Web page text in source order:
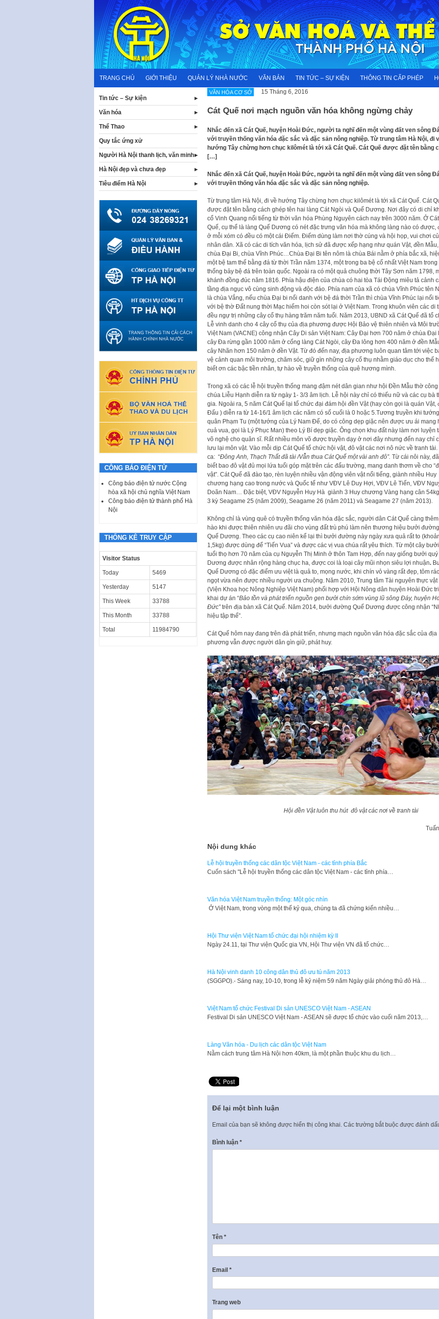
content
TRANG CHỦ GIỚI THIỆU QUẢN LÝ NHÀ NƯỚC VĂN BẢN TIN TỨC – SỰ KIỆN THÔNG TIN CẤP PHÉP
VĂN HÓA CƠ SỞ 15 Tháng 6, 2016
Cát Quế nơi mạch nguồn văn hóa không ngừng chảy
Nhắc đến xã Cát Quế, huyện Hoài Đức, người ta nghĩ đến một vùng đất ven sông
với truyền thống văn hóa đặc sắc và đặc sản nông nghiệp. Từ trung tâm Hà Nội, đi
hướng Tây chừng hơn chục kilômét là tới xã Cát Quế. Cát Quế được đặt tên bằng
[…]
Nhắc đến xã Cát Quế, huyện Hoài Đức, người ta nghĩ đến một vùng đất ven sông
với truyền thống văn hóa đặc sắc và đặc sản nông nghiệp.
Từ trung tâm Hà Nội, đi về hướng Tây chừng hơn chục kilômét là tới xã Cát Quế. Cát
được đặt tên bằng cách ghép tên hai làng Cát Ngòi và Quế Dương. Nơi đây có di chỉ
cổ Vinh Quang nổi tiếng từ thời văn hóa Phùng Nguyên cách nay trên 3000 năm. Ở Cát
Quế, cụ thể là làng Quế Dương có nét đặc trưng văn hóa mà không làng nào có được,
ở mỗi xóm có đều có một cái Điếm. Điếm dùng làm nơi thờ cúng và hội họp, vui chơi
nhân dân. Xã có các di tích văn hóa, lịch sử đã được xếp hạng như quán Vật, đền Mẫu,
chùa Đại Bi, chùa Vĩnh Phúc…Chùa Đại Bi tên nôm là chùa Bái nằm ở phía bắc xã,
một bệ tam thế bằng đá từ thời Trần năm 1374, một trong ba bệ cổ nhất Việt Nam trong
thống bảy bệ đá trên toàn quốc. Ngoài ra có một quả chuông thời Tây Sơn năm 1798,
khánh đồng đúc năm 1816. Phía hậu điện của chùa có hai tòa Tái Động miêu tả cảnh
tầng địa ngục vô cùng sinh động và độc đáo. Phía nam của xã có chùa Vĩnh Phúc tên
là chùa Vắng, nếu chùa Đại bi nổi danh với bệ đá thời Trần thì chùa Vĩnh Phúc lại nổi
với bệ thờ Đất nung thời Mạc hiếm hoi còn sót lại ở Việt Nam. Trong khuôn viên các di
đều ngự trị những cây cổ thụ hàng trăm năm tuổi. Năm 2013, UBND xã Cát Quế đã tổ
Lễ vinh danh cho 4 cây cổ thụ của địa phương được Hội Bảo vệ thiên nhiên và Môi
Việt Nam (VACNE) công nhận Cây Di sản Việt Nam: Cây Đại hơn 700 năm ở chùa Đại
cây Đa rừng gần 1000 năm ở cổng làng Cát Ngòi, cây Đa lông hơn 400 năm ở đền
cây Nhãn hơn 150 năm ở đền Vật. Từ đó đến nay, địa phương luôn quan tâm tới việc
vệ cảnh quan môi trường, chăm sóc, giữ gìn những cây cổ thụ nhằm giáo dục cho thế
biết ơn các bậc tiền nhân, tự hào về truyền thống của quê hương mình.
Trong xã có các lễ hội truyền thống mang đậm nét dân gian như hội Đền Mẫu thờ công
chúa Liễu Hạnh diễn ra từ ngày 1- 3/3 âm lịch. Lễ hội này chỉ có thiếu nữ và các cụ bà
gia. Ngoài ra, 5 năm Cát Quế lại tổ chức đại đám hội đền Vật (hay còn gọi là quán Vật,
Đấu ) diễn ra từ 14-16/1 âm lịch các năm có số cuối là 0 hoặc 5.Tương truyền khi tướng
quân Phạm Tu (một tướng của Lý Nam Đế, do có công dẹp giặc nên được ưu ái mang
cuả vua, gọi là Lý Phục Man) theo Lý Bí dẹp giặc. Ông chọn khu đất này làm nơi luyện
võ nghệ cho quân sĩ. Rất nhiều môn võ được truyền dạy ở nơi đây nhưng đến nay chỉ
lưu lại môn vật. Vào mỗi dịp Cát Quế tổ chức hội vật, đô vật các nơi nô nức về tranh tài.
ca: “Đông Anh, Thạch Thất đã tài /Vẫn thua Cát Quế một vài anh đô”. Từ cái nôi này,
biết bao đô vật đủ mọi lứa tuổi góp mặt trên các đấu trường, mang danh thơm về cho
vật”. Cát Quế đã đào tạo, rèn luyện nhiều vận động viên vật nổi tiếng, giành nhiều Huy
chương hạng cao trong nước và Quốc tế như VĐV Lê Duy Hợi, VĐV Lê Tiến, VĐV
Doãn Nam… Đặc biệt, VĐV Nguyễn Huy Hà giành 3 Huy chương Vàng hạng cân
3 kỳ Seagame 25 (năm 2009), Seagame 26 (năm 2011) và Seagame 27 (năm 2013).
Không chỉ là vùng quê có truyền thống văn hóa đặc sắc, người dân Cát Quế càng
hào khi được thiên nhiên ưu đãi cho vùng đất trù phú làm nên thương hiệu bưởi đường
Quế Dương. Theo các cụ cao niên kể lại thì bưởi đường này ngày xưa quả rất to
1,5kg) được dùng để “Tiến Vua” và được các vị vua chúa rất yêu thích. Từ một cây bưởi
tuổi thọ hơn 70 năm của cụ Nguyễn Thị Minh ở thôn Tam Hợp, đến nay giống bưởi quý
Dương được nhân rộng hàng chục ha, được coi là loại cây mũi nhọn siêu lợi nhuận.
Quế Dương có đặc điểm ưu việt là quả to, mọng nước, khi chín vỏ vàng rất đẹp, tôm
ngọt vừa nên được nhiều người ưa chuộng. Năm 2010, Trung tâm Tài nguyên thực vật
(Viện Khoa học Nông Nghiệp Việt Nam) phối hợp với Hội Nông dân huyện Hoài Đức
khai dự án “Bảo tồn và phát triển nguồn gen bưởi chín sớm vùng lũ sông Đáy, huyện
Đức”trên địa bàn xã Cát Quế. Năm 2014, bưởi đường Quế Dương được công nhận
hiệu tập thể”.
Cát Quế hôm nay đang trên đà phát triển, nhưng mạch nguồn văn hóa đặc sắc của địa
phương vẫn được người dân gìn giữ, phát huy.
Hội đền Vật luôn thu hút đô vật các nơi về tranh tài
Nội dung khác
Lễ hội truyền thống các dân tộc Việt Nam - các tỉnh phía Bắc
​Cuốn sách "Lễ hội truyền thống các dân tộc Việt Nam - các tỉnh phía…
Văn hóa Việt Nam truyền thống: Một góc nhìn
​ Ở Việt Nam, trong vòng một thế kỷ qua, chúng ta đã chứng kiến nhiều…
Hội Thư viện Việt Nam tổ chức đại hội nhiệm kỳ II
​Ngày 24.11, tại Thư viện Quốc gia VN, Hội Thư viện VN đã tổ chức…
Hà Nội vinh danh 10 công dân thủ đô ưu tú năm 2013 ​​
​(SGGPO).- Sáng nay, 10-10, trong lễ kỷ niệm 59 năm Ngày giải phóng thủ đô Hà…
Việt Nam tổ chức Festival Di sản UNESCO Việt Nam - ASEAN
​Festival Di sản UNESCO Việt Nam - ASEAN sẽ được tổ chức vào cuối năm 2013,…
Làng Văn hóa - Du lịch các dân tộc Việt Nam
Nằm cách trung tâm Hà Nội hơn 40km, là một phần thuộc khu du lịch…
Để lại một bình luận
Email của bạn sẽ không được hiển thị công khai. Các trường bắt buộc được đánh
Bình luận *
Tên *
Email *
Trang web
Tin tức – Sự kiện
Văn hóa
Thể Thao
Quy tắc ứng xử
Người Hà Nội thanh lịch, văn minh
Hà Nội đẹp và chưa đẹp
Tiêu điểm Hà Nội
CÔNG BÁO ĐIỆN TỬ
Công báo điện tử nước Cộng
hòa xã hội chủ nghĩa Việt Nam
Công báo điện tử thành phố Hà
Nội
THỐNG KÊ TRUY CẬP
Visitor Status
Today 5469
Yesterday 5147
This Week 33788
This Month 33788
Total 11984790